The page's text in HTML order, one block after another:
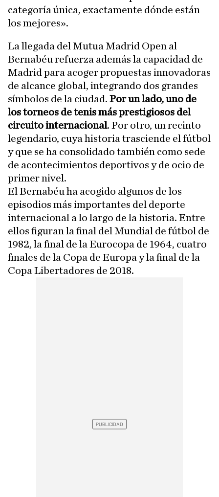
categoría única, exactamente dónde están
los mejores».
La llegada del Mutua Madrid Open al
Bernabéu refuerza además la capacidad de
Madrid para acoger propuestas innovadoras
de alcance global, integrando dos grandes
símbolos de la ciudad. Por un lado, uno de
los torneos de tenis más prestigiosos del
circuito internacional. Por otro, un recinto
legendario, cuya historia trasciende el fútbol
y que se ha consolidado también como sede
de acontecimientos deportivos y de ocio de
primer nivel.
El Bernabéu ha acogido algunos de los
episodios más importantes del deporte
internacional a lo largo de la historia. Entre
ellos figuran la final del Mundial de fútbol de
1982, la final de la Eurocopa de 1964, cuatro
finales de la Copa de Europa y la final de la
Copa Libertadores de 2018.